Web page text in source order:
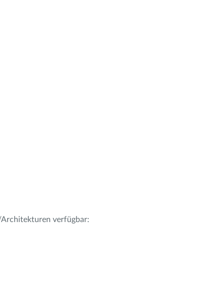
verfügbar: